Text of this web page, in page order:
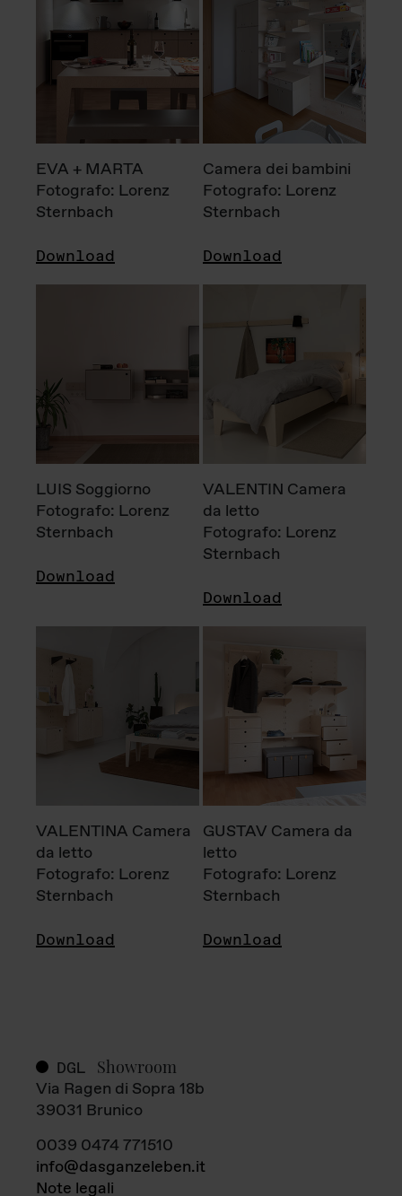
EVA + MARTA
Fotografo: Lorenz
Sternbach
Download
Camera dei bambini
Fotografo: Lorenz
Sternbach
Download
LUIS Soggiorno
Fotografo: Lorenz
Sternbach
Download
VALENTIN Camera
da letto
Fotografo: Lorenz
Sternbach
Download
VALENTINA Camera
da letto
Fotografo: Lorenz
Sternbach
Download
GUSTAV Camera da
letto
Fotografo: Lorenz
Sternbach
Download
DGL Showroom
Via Ragen di Sopra 18b
39031 Brunico
0039 0474 771510
info@dasganzeleben.it
Note legali